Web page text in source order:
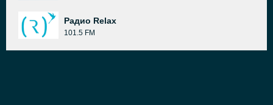
Радио Relax
101.5 FM